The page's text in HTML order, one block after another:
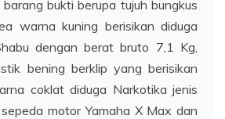
bukti berupa tujuh bungkus
warna kuning berisikan diduga
dengan berat bruto 7,1 Kg,
bening berklip yang berisikan
coklat diduga Narkotika jenis
motor Yamaha X Max dan